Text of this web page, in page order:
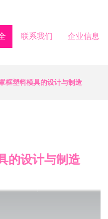
联系我们 企业信息
框塑料模具的设计与制造
的设计与制造